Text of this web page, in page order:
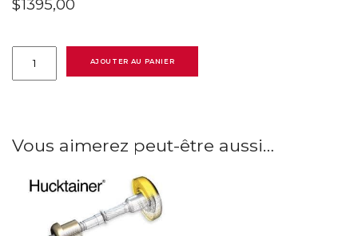
$1395,00
quantité
(9.5mm)
Howmet
AJOUTER AU PANIER
Vous aimerez peut-être aussi…